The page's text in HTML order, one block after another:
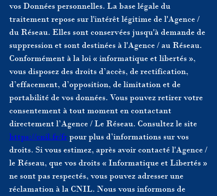
vos Données personnelles. La base légale du
traitement repose sur l'intérêt légitime de l'Agence /
du Réseau. Elles sont conservées jusqu'à demande de
suppression et sont destinées à l'Agence / au Réseau.
Conformément à la loi « informatique et libertés »,
vous disposez des droits d’accès, de rectification,
d’effacement, d’opposition, de limitation et de
portabilité de vos données. Vous pouvez retirer votre
consentement à tout moment en contactant
directement l’Agence / Le Réseau. Consultez le site
https://cnil.fr/frpour plus d’informations sur vos
droits. Si vous estimez, après avoir contacté l'Agence /
le Réseau, que vos droits « Informatique et Libertés »
ne sont pas respectés, vous pouvez adresser une
réclamation à la CNIL. Nous vous informons de